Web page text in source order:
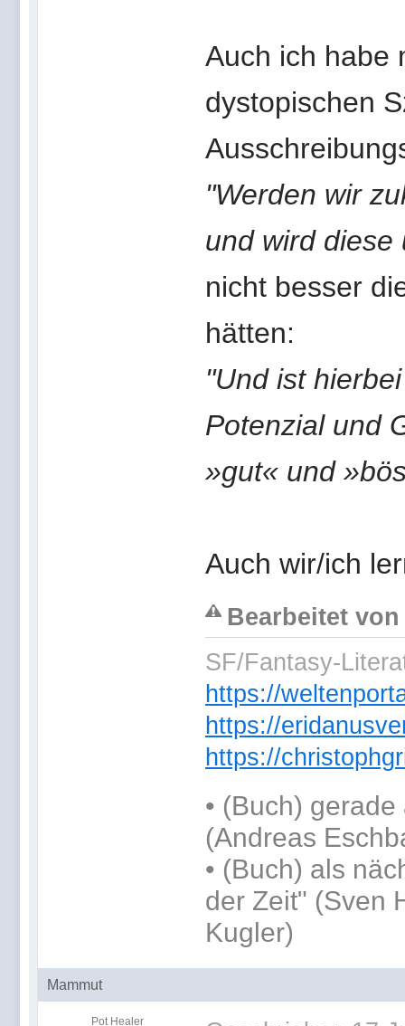
Auch ich habe
dystopischen
"Werden wir
und wird diese
nicht besser
hätten:
"Und ist
Potenzial und
»gut« und
Auch wir/ich
Bearbeitet
SF/Fantasy-
https://
https://
https://
• (Buch) gerade
(Andreas
• (Buch) als
der Zeit" (Sven
Kugler)
Mammut
Pot Healer